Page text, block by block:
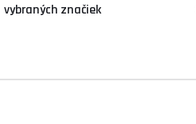
vybraných značiek